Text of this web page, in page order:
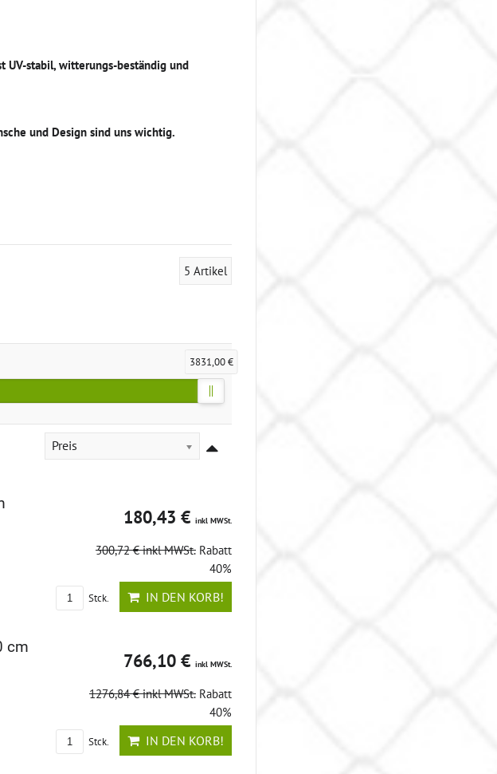
UV-stabil, witterungs-beständig und
und Design sind uns wichtig.
5 Artikel
3831,00 €
Preis
180,43 € inkl MWSt.
300,72 €inkl MWSt. Rabatt
40%
Stck. IN DEN KORB!
cm
766,10 € inkl MWSt.
1276,84 €inkl MWSt. Rabatt
40%
Stck. IN DEN KORB!